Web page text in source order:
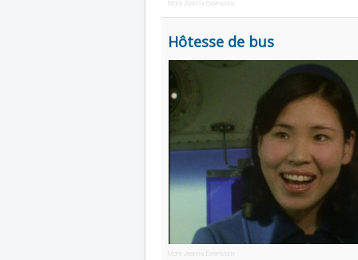
More Joomla Extensions
Hôtesse de bus
More Joomla Extensions